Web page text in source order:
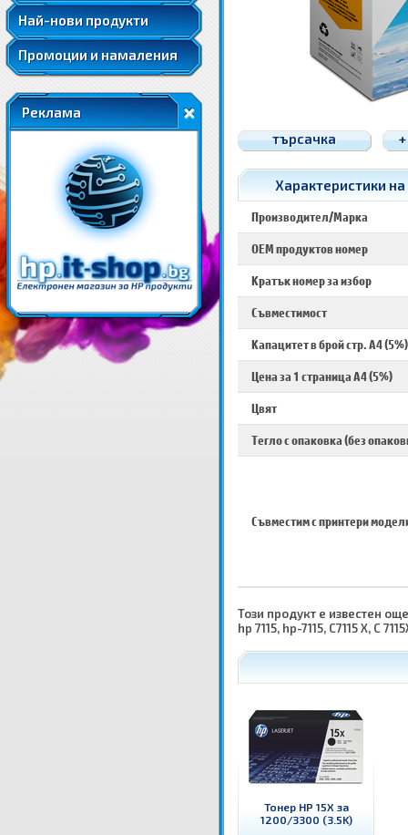
Най-нови продукти
Промоции и намаления
Реклама
търсачка
Характеристики на
Производител/Марка
OEM продуктов номер
Кратък номер за избор
Съвместимост
Капацитет в брой стр. A4 (5%)
Цена за 1 страница A4 (5%)
Цвят
Тегло с опаковка (без
Съвместим с принтери
Този продукт е известен още
hp 7115, hp-7115, C7115 X, C
Тонер HP 15X за
1200/3300 (3.5K)